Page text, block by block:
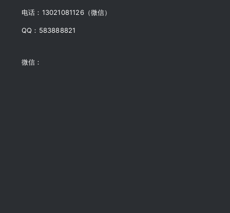
电话：13021081126（微信）
QQ：583888821
微信：